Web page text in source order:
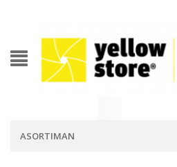
ASORTIMAN